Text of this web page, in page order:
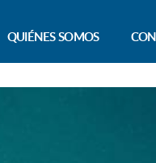
QUIÉNES SOMOS